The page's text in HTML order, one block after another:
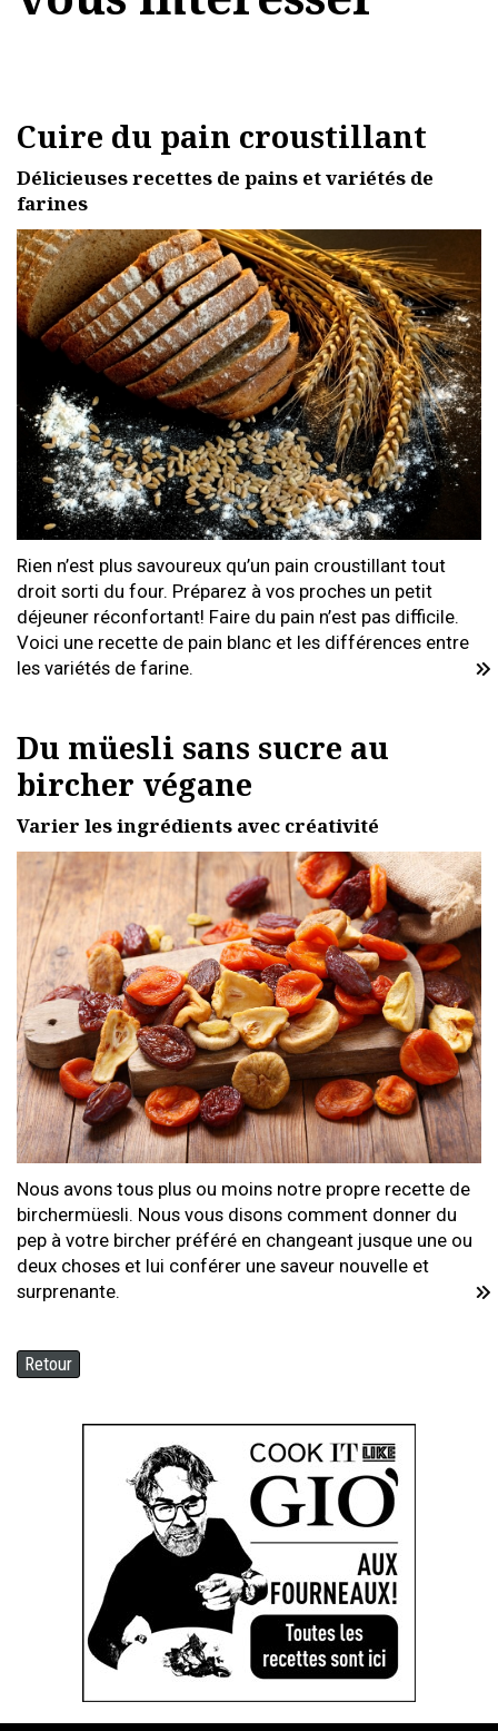
Cuire du pain croustillant
Délicieuses recettes de pains et variétés de
farines
Rien n’est plus savoureux qu’un pain croustillant tout
droit sorti du four. Préparez à vos proches un petit
déjeuner réconfortant! Faire du pain n’est pas difficile.
Voici une recette de pain blanc et les différences entre
les variétés de farine.
Du müesli sans sucre au
bircher végane
Varier les ingrédients avec créativité
Nous avons tous plus ou moins notre propre recette de
birchermüesli. Nous vous disons comment donner du
pep à votre bircher préféré en changeant jusque une ou
deux choses et lui conférer une saveur nouvelle et
surprenante.
Retour